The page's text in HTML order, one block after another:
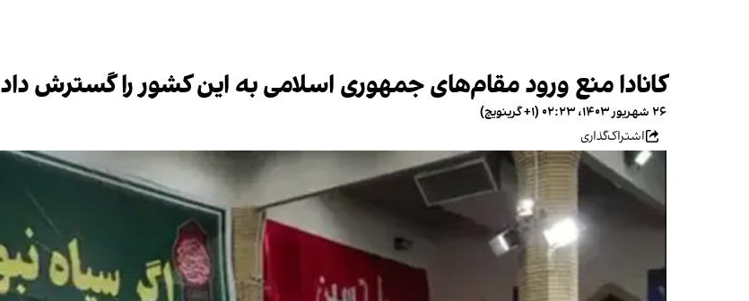
کانادا منع ورود مقام‌های جمهوری اسلامی به این کشور را گسترش داد
۲۶ شهریور ۱۴۰۳، ۰۲:۲۳ (‎+۱ گرینویچ)
اشتراک‌گذاری